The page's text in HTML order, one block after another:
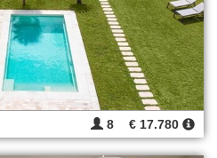
8 € 17.780